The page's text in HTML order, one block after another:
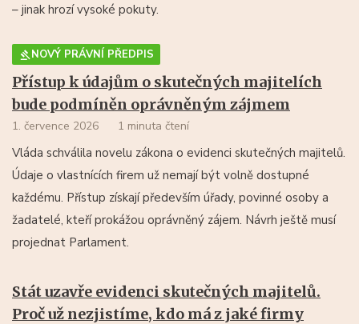
– jinak hrozí vysoké pokuty.
NOVÝ PRÁVNÍ PŘEDPIS
Přístup k údajům o skutečných majitelích
bude podmíněn oprávněným zájmem
1. července 2026 1 minuta čtení
Vláda schválila novelu zákona o evidenci skutečných majitelů.
Údaje o vlastnících firem už nemají být volně dostupné
každému. Přístup získají především úřady, povinné osoby a
žadatelé, kteří prokážou oprávněný zájem. Návrh ještě musí
projednat Parlament.
Stát uzavře evidenci skutečných majitelů.
Proč už nezjistíme, kdo má z jaké firmy